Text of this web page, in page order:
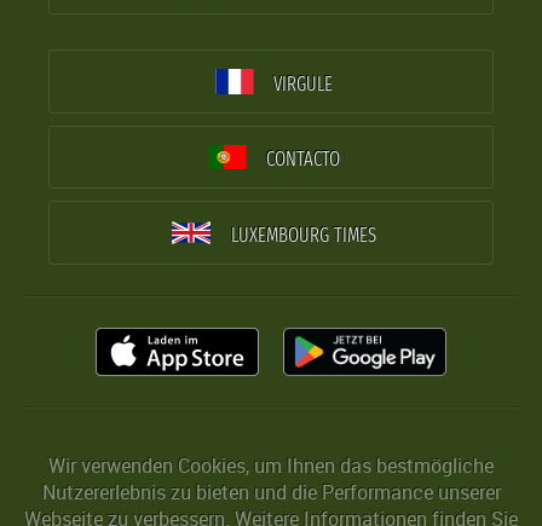
VIRGULE
CONTACTO
LUXEMBOURG TIMES
Wir verwenden Cookies, um Ihnen das bestmögliche
Nutzererlebnis zu bieten und die Performance unserer
Webseite zu verbessern. Weitere Informationen finden Sie